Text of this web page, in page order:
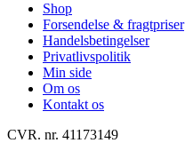
Shop
Forsendelse & fragtpriser
Handelsbetingelser
Privatlivspolitik
Min side
Om os
Kontakt os
CVR. nr. 41173149